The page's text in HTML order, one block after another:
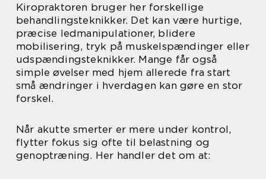
Kiropraktoren bruger her forskellige
behandlingsteknikker. Det kan være hurtige,
præcise ledmanipulationer, blidere
mobilisering, tryk på muskelspændinger eller
udspændingsteknikker. Mange får også
simple øvelser med hjem allerede fra start
små ændringer i hverdagen kan gøre en stor
forskel.
Når akutte smerter er mere under kontrol,
flytter fokus sig ofte til belastning og
genoptræning. Her handler det om at: